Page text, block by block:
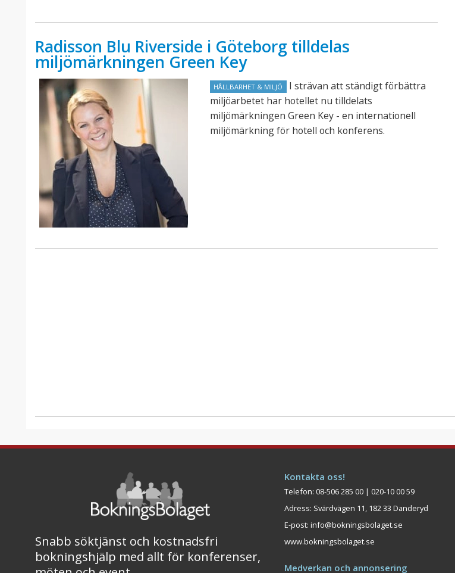
Radisson Blu Riverside i Göteborg tilldelas
miljömärkningen Green Key
HÅLLBARHET & MILJÖ
I strävan att ständigt förbättra
miljöarbetet har hotellet nu tilldelats
miljömärkningen Green Key - en internationell
miljömärkning för hotell och konferens.
Snabb söktjänst och kostnadsfri
bokningshjälp med allt för konferenser,
Kontakta oss!
Telefon: 08-506 285 00 | 020-10 00 59
Adress: Svärdvägen 11, 182 33 Danderyd
E-post: info@bokningsbolaget.se
www.bokningsbolaget.se
Medverkan och annonsering